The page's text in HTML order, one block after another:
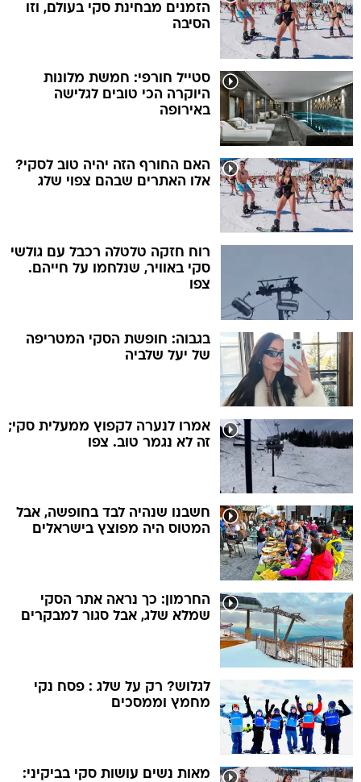
הזמנים מבחינת סקי בעולם, וזו
הסיבה
סטייל חורפי: חמשת מלונות
היוקרה הכי טובים לגלישה
באירופה
האם החורף הזה יהיה טוב לסקי?
אלו האתרים שבהם צפוי שלג
רוח חזקה טלטלה רכבל עם גולשי
סקי באוויר, שנלחמו על חייהם.
צפו
בגבוה: חופשת הסקי המטריפה
של יעל שלביה
אמרו לנערה לקפוץ ממעלית סקי;
זה לא נגמר טוב. צפו
חשבנו שנהיה לבד בחופשה, אבל
המטוס היה מפוצץ בישראלים
החרמון: כך נראה אתר הסקי
שמלא שלג, אבל סגור למבקרים
לגלוש? רק על שלג : פסח נקי
מחמץ וממסכים
מאות נשים עושות סקי בביקיני: